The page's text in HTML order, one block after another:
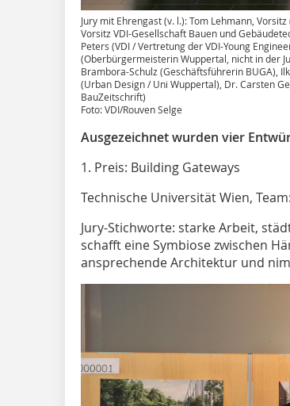
Jury mit Ehrengast (v. l.): Tom Lehmann,
Vorsitz VDI-Gesellschaft Bauen und
Peters (VDI / Vertretung der VDI-Young
(Oberbürgermeisterin Wuppertal, nicht in der
Brambora-Schulz (Geschäftsführerin BUGA),
(Urban Design / Uni Wuppertal), Dr. Carsten
BauZeitschrift)
Foto: VDI/Rouven Selge
Ausgezeichnet wurden vier
1. Preis: Building Gateways
Technische Universität Wien,
Jury-Stichworte: starke Arbeit,
schafft eine Symbiose zwischen
ansprechende Architektur und